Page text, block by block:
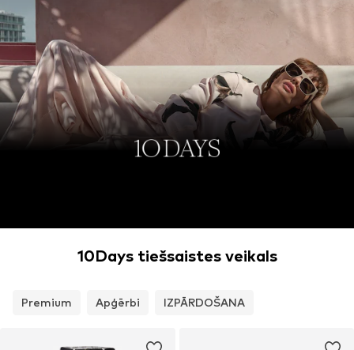
10Days tiešsaistes veikals
Premium Apģērbi IZPĀRDOŠANA